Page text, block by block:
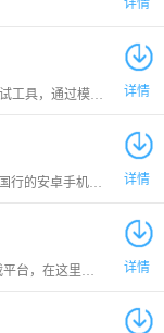
详情
金砖弱网是一个功能强大的网络抓包和调试工具，通过模拟各种弱网环境，帮助确保应用程序在不同网络条件下的表现和稳定性，是开发和测试人员的一个有力辅助工具。
详情
Google服务框架是谷歌三件套之一，很多国行的安卓手机没有原生的安卓电子市场，许多软件和游戏都是需要谷歌框架才可以运行的，因此这里给大家带来了最新版的Google Services Framework
详情
Appteka是一个简洁使用的第三方应用下载平台，在这里为大家收录了谷歌商店的大多数应用，只要不是特别冷门的，我们就可以在这里找到。
详情